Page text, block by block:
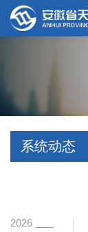
系统动态
2026